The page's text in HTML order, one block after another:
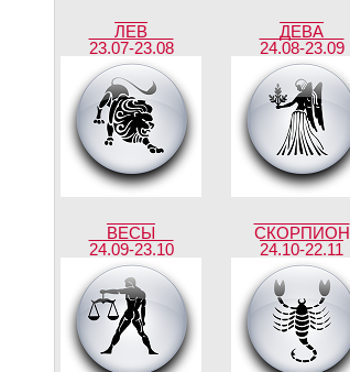
ЛЕВ
23.07-23.08
ДЕВА
24.08-23.09
ВЕСЫ
24.09-23.10
СКОРПИОН
24.10-22.11